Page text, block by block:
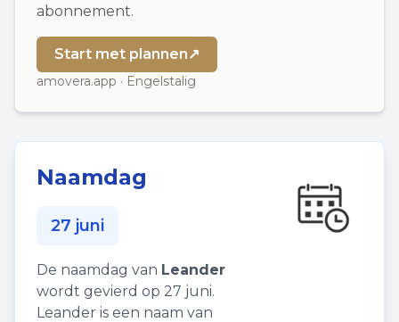
abonnement.
Start met plannen↗
amovera.app · Engelstalig
Naamdag
27 juni
De naamdag van Leander
wordt gevierd op 27 juni.
Leander is een naam van